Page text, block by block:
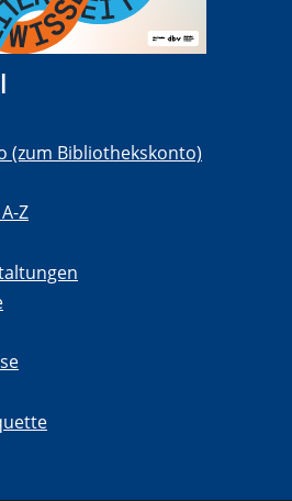
(zum Bibliothekskonto)
Z